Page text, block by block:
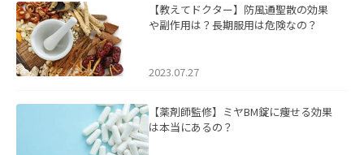
【教えてドクター】防風通聖散の効果
や副作用は？長期服用は危険なの？
2023.07.27
【薬剤師監修】ミヤBM錠に痩せる効果
は本当にあるの？